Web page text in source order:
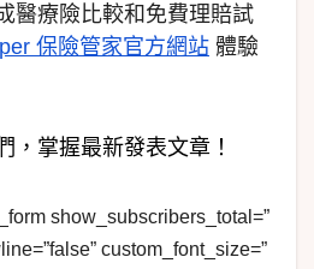
醫療險比較和免費理賠試
保險管家官方網站 體驗
，掌握最新發表文章！
show_subscribers_total=”
custom_font_size=”